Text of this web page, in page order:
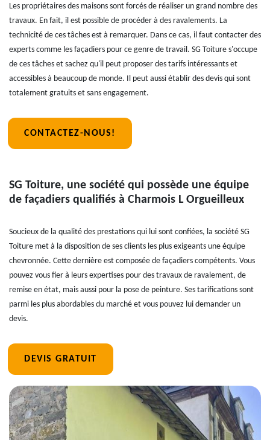
Les propriétaires des maisons sont forcés de réaliser un grand nombre des
travaux. En fait, il est possible de procéder à des ravalements. La
technicité de ces tâches est à remarquer. Dans ce cas, il faut contacter des
experts comme les façadiers pour ce genre de travail. SG Toiture s'occupe
de ces tâches et sachez qu'il peut proposer des tarifs intéressants et
accessibles à beaucoup de monde. Il peut aussi établir des devis qui sont
totalement gratuits et sans engagement.
CONTACTEZ-NOUS!
SG Toiture, une société qui possède une équipe
de façadiers qualifiés à Charmois L Orgueilleux
Soucieux de la qualité des prestations qui lui sont confiées, la société SG
Toiture met à la disposition de ses clients les plus exigeants une équipe
chevronnée. Cette dernière est composée de façadiers compétents. Vous
pouvez vous fier à leurs expertises pour des travaux de ravalement, de
remise en état, mais aussi pour la pose de peinture. Ses tarifications sont
parmi les plus abordables du marché et vous pouvez lui demander un
devis.
DEVIS GRATUIT